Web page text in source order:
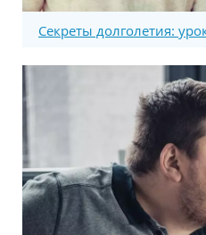
Секреты долголетия: